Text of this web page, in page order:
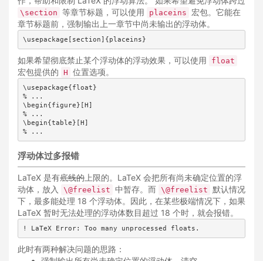
\section 等章节标题，可以使用 placeins
宏包。它能在
章节标题前，强制输出上一章节中尚未输出的浮动体。
\usepackage[section]{placeins}
如果希望彻底禁止某个浮动体的浮动效果，可以使用 float
宏包提供的 H 位置选项。
\usepackage{float}
% ...
\begin{figure}[H]
% ...
\begin{table}[H]
% ...
浮动体过多报错
LaTeX 是有底线的 上限的。LaTeX 会把所有尚未确定位置的浮
动体，放入
\@freelist 中暂存。而 \@freelist 默认情况
下，最多能处理 18 个浮动体。因此，在某些极端情况下，如果
LaTeX 暂时无法处理的浮动体数目超过 18 个时，就会报错。
! LaTeX Error: Too many unprocessed floats.
此时有两种解决问题的思路：